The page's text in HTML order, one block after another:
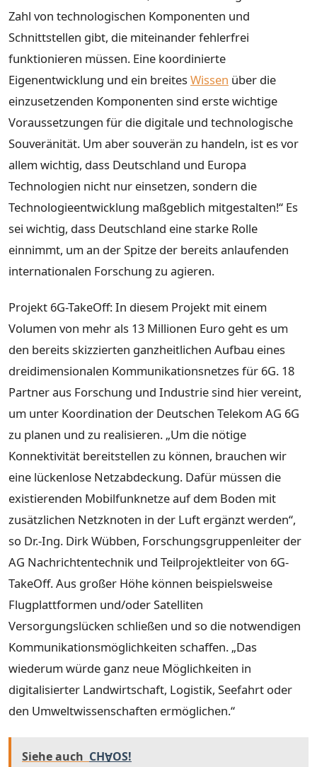
Zahl von technologischen Komponenten und
Schnittstellen gibt, die miteinander fehlerfrei
funktionieren müssen. Eine koordinierte
Eigenentwicklung und ein breitesWissen über die
einzusetzenden Komponenten sind erste wichtige
Voraussetzungen für die digitale und technologische
Souveränität. Um aber souverän zu handeln, ist es vor
allem wichtig, dass Deutschland und Europa
Technologien nicht nur einsetzen, sondern die
Technologieentwicklung maßgeblich mitgestalten!“ Es
sei wichtig, dass Deutschland eine starke Rolle
einnimmt, um an der Spitze der bereits anlaufenden
internationalen Forschung zu agieren.
Projekt 6G-TakeOff: In diesem Projekt mit einem
Volumen von mehr als 13 Millionen Euro geht es um
den bereits skizzierten ganzheitlichen Aufbau eines
dreidimensionalen Kommunikationsnetzes für 6G. 18
Partner aus Forschung und Industrie sind hier vereint,
um unter Koordination der Deutschen Telekom AG 6G
zu planen und zu realisieren. „Um die nötige
Konnektivität bereitstellen zu können, brauchen wir
eine lückenlose Netzabdeckung. Dafür müssen die
existierenden Mobilfunknetze auf dem Boden mit
zusätzlichen Netzknoten in der Luft ergänzt werden“,
so Dr.-Ing. Dirk Wübben, Forschungsgruppenleiter der
AG Nachrichtentechnik und Teilprojektleiter von 6G-
TakeOff. Aus großer Höhe können beispielsweise
Flugplattformen und/oder Satelliten
Versorgungslücken schließen und so die notwendigen
Kommunikationsmöglichkeiten schaffen. „Das
wiederum würde ganz neue Möglichkeiten in
digitalisierter Landwirtschaft, Logistik, Seefahrt oder
den Umweltwissenschaften ermöglichen.“
Siehe auch CHⱯOS!